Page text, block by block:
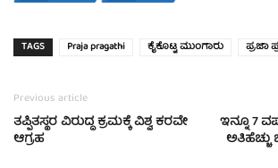
TAGS Praja pragathi ಕೈಕೊಟ್ಟ ಮುಂಗಾರು ಪ್ರಜಾ
Previous article
ತಪ್ಪಿತಸ್ಥರ ವಿರುದ್ಧ ಕ್ರಮಕ್ಕೆ ವಿಶ್ವ ಕರವೇ
ಆಗ್ರಹ
ಇನ್ನೂ 7